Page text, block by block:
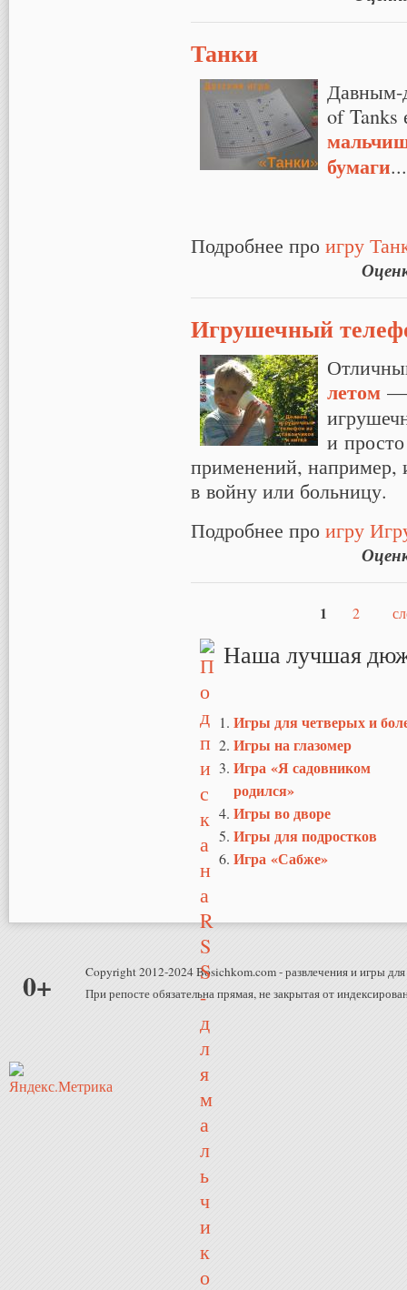
Танки
Давным-
of
бумаги...
Подробнее про игру
Игрушечный
летом —
и
применений, например,
в войну или больницу.
Подробнее про игру
1 2
Наша лучшая
Игры для четверых и
Игры на глазомер
Игра «Я садовником
родился»
Игры во дворе
Игры для подростков
Игра «Сабже»
0+
Copyright 2012-2024 Bosichkom.com - развлечения и игры для
При репосте обязательна прямая, не закрытая от